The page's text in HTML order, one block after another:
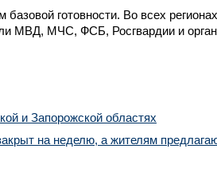
готовности. Во всех
МВД, МЧС, ФСБ, Росгвардии и
и Запорожской областях
на неделю, а жителям